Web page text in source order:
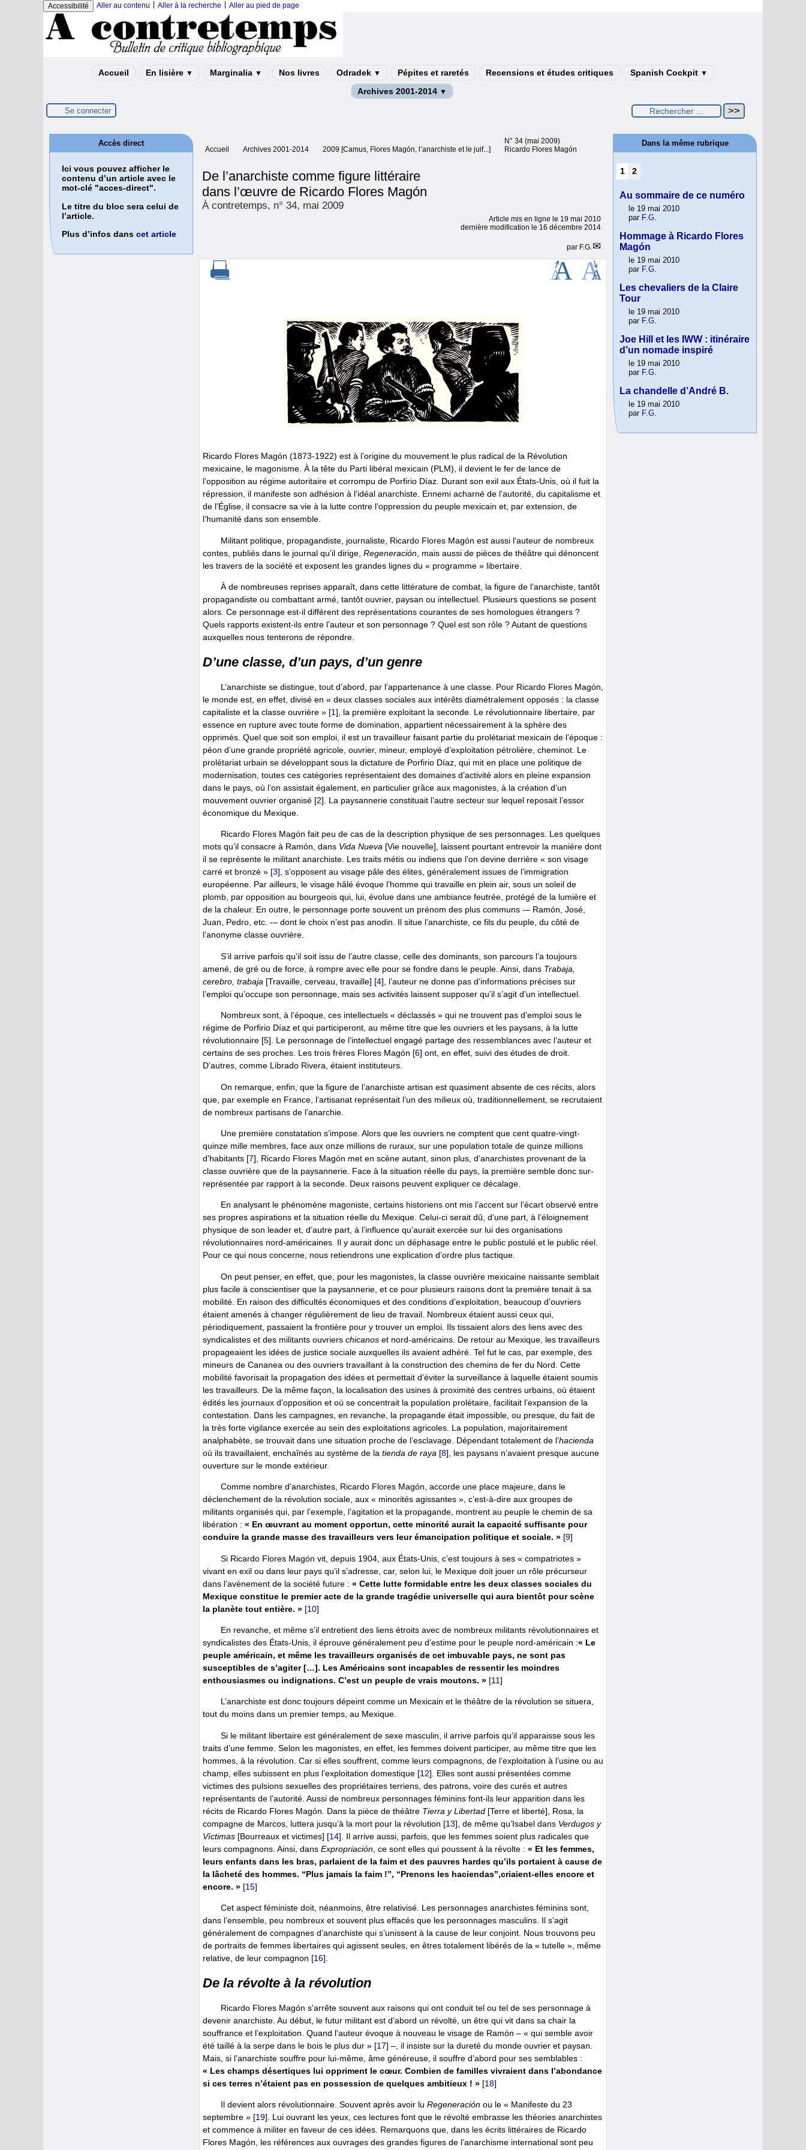
Accessibilité Aller au contenu Aller à la recherche Aller au pied de page
Accueil En lisière ▼ Marginalia ▼ Nos livres Odradek ▼ Pépites et raretés Recensions et études critiques Spanish Cockpit ▼
Archives 2001-2014 ▼
Se connecter
Accueil Archives 2001-2014 2009 [Camus, Flores Magón, l’anarchiste et le juif...]
N° 34 (mai 2009)
Ricardo Flores Magón
De l’anarchiste comme figure littéraire
dans l’œuvre de Ricardo Flores Magón
À contretemps, n° 34, mai 2009
Article mis en ligne le 19 mai 2010
dernière modification le 16 décembre 2014
par F.G.
Ricardo Flores Magón (1873-1922) est à l’origine du mouvement le plus radical de la Révolution
mexicaine, le magonisme. À la tête du Parti libéral mexicain (PLM), il devient le fer de lance de
l’opposition au régime autoritaire et corrompu de Porfirio Díaz. Durant son exil aux États-Unis, où il fuit la
répression, il manifeste son adhésion à l’idéal anarchiste. Ennemi acharné de l’autorité, du capitalisme et
de l’Église, il consacre sa vie à la lutte contre l’oppression du peuple mexicain et, par extension, de
l’humanité dans son ensemble.
Militant politique, propagandiste, journaliste, Ricardo Flores Magón est aussi l’auteur de nombreux
contes, publiés dans le journal qu’il dirige, Regeneración , mais aussi de pièces de théâtre qui dénoncent
les travers de la société et exposent les grandes lignes du « programme » libertaire.
À de nombreuses reprises apparaît, dans cette littérature de combat, la figure de l’anarchiste, tantôt
propagandiste ou combattant armé, tantôt ouvrier, paysan ou intellectuel. Plusieurs questions se posent
alors. Ce personnage est-il différent des représentations courantes de ses homologues étrangers ?
Quels rapports existent-ils entre l’auteur et son personnage ? Quel est son rôle ? Autant de questions
auxquelles nous tenterons de répondre.
D’une classe, d’un pays, d’un genre
L’anarchiste se distingue, tout d’abord, par l’appartenance à une classe. Pour Ricardo Flores Magón,
le monde est, en effet, divisé en « deux classes sociales aux intérêts diamétralement opposés : la classe
capitaliste et la classe ouvrière » [1] , la première exploitant la seconde. Le révolutionnaire libertaire, par
essence en rupture avec toute forme de domination, appartient nécessairement à la sphère des
opprimés. Quel que soit son emploi, il est un travailleur faisant partie du prolétariat mexicain de l’époque :
péon d’une grande propriété agricole, ouvrier, mineur, employé d’exploitation pétrolière, cheminot. Le
prolétariat urbain se développant sous la dictature de Porfirio Díaz, qui mit en place une politique de
modernisation, toutes ces catégories représentaient des domaines d’activité alors en pleine expansion
dans le pays, où l’on assistait également, en particulier grâce aux magonistes, à la création d’un
mouvement ouvrier organisé [2] . La paysannerie constituait l’autre secteur sur lequel reposait l’essor
économique du Mexique.
Ricardo Flores Magón fait peu de cas de la description physique de ses personnages. Les quelques
mots qu’il consacre à Ramón, dans Vida Nueva [Vie nouvelle], laissent pourtant entrevoir la manière dont
il se représente le militant anarchiste. Les traits métis ou indiens que l’on devine derrière « son visage
carré et bronzé » [3], s’opposent au visage pâle des élites, généralement issues de l’immigration
européenne. Par ailleurs, le visage hâlé évoque l’homme qui travaille en plein air, sous un soleil de
plomb, par opposition au bourgeois qui, lui, évolue dans une ambiance feutrée, protégé de la lumière et
de la chaleur. En outre, le personnage porte souvent un prénom des plus communs -– Ramón, José,
Juan, Pedro, etc. -– dont le choix n’est pas anodin. Il situe l’anarchiste, ce fils du peuple, du côté de
l’anonyme classe ouvrière.
S’il arrive parfois qu’il soit issu de l’autre classe, celle des dominants, son parcours l’a toujours
amené, de gré ou de force, à rompre avec elle pour se fondre dans le peuple. Ainsi, dans Trabaja,
cerebro, trabaja [Travaille, cerveau, travaille] [4] , l’auteur ne donne pas d’informations précises sur
l’emploi qu’occupe son personnage, mais ses activités laissent supposer qu’il s’agit d’un intellectuel.
Nombreux sont, à l’époque, ces intellectuels « déclassés » qui ne trouvent pas d’emploi sous le
régime de Porfirio Díaz et qui participeront, au même titre que les ouvriers et les paysans, à la lutte
révolutionnaire [5] . Le personnage de l’intellectuel engagé partage des ressemblances avec l’auteur et
certains de ses proches. Les trois frères Flores Magón [6] ont, en effet, suivi des études de droit.
D’autres, comme Librado Rivera, étaient instituteurs.
On remarque, enfin, que la figure de l’anarchiste artisan est quasiment absente de ces récits, alors
que, par exemple en France, l’artisanat représentait l’un des milieux où, traditionnellement, se recrutaient
de nombreux partisans de l’anarchie.
Une première constatation s’impose. Alors que les ouvriers ne comptent que cent quatre-vingt-
quinze mille membres, face aux onze millions de ruraux, sur une population totale de quinze millions
d’habitants [7] , Ricardo Flores Magón met en scène autant, sinon plus, d’anarchistes provenant de la
classe ouvrière que de la paysannerie. Face à la situation réelle du pays, la première semble donc sur-
représentée par rapport à la seconde. Deux raisons peuvent expliquer ce décalage.
En analysant le phénomène magoniste, certains historiens ont mis l’accent sur l’écart observé entre
ses propres aspirations et la situation réelle du Mexique. Celui-ci serait dû, d’une part, à l’éloignement
physique de son leader et, d’autre part, à l’influence qu’aurait exercée sur lui des organisations
révolutionnaires nord-américaines. Il y aurait donc un déphasage entre le public postulé et le public réel.
Pour ce qui nous concerne, nous retiendrons une explication d’ordre plus tactique.
On peut penser, en effet, que, pour les magonistes, la classe ouvrière mexicaine naissante semblait
plus facile à conscientiser que la paysannerie, et ce pour plusieurs raisons dont la première tenait à sa
mobilité. En raison des difficultés économiques et des conditions d’exploitation, beaucoup d’ouvriers
étaient amenés à changer régulièrement de lieu de travail. Nombreux étaient aussi ceux qui,
périodiquement, passaient la frontière pour y trouver un emploi. Ils tissaient alors des liens avec des
syndicalistes et des militants ouvriers chicanos et nord-américains. De retour au Mexique, les travailleurs
propageaient les idées de justice sociale auxquelles ils avaient adhéré. Tel fut le cas, par exemple, des
mineurs de Cananea ou des ouvriers travaillant à la construction des chemins de fer du Nord. Cette
mobilité favorisait la propagation des idées et permettait d’éviter la surveillance à laquelle étaient soumis
les travailleurs. De la même façon, la localisation des usines à proximité des centres urbains, où étaient
édités les journaux d’opposition et où se concentrait la population prolétaire, facilitait l’expansion de la
contestation. Dans les campagnes, en revanche, la propagande était impossible, ou presque, du fait de
la très forte vigilance exercée au sein des exploitations agricoles. La population, majoritairement
analphabète, se trouvait dans une situation proche de l’esclavage. Dépendant totalement de l’hacienda
où ils travaillaient, enchaînés au système de la tienda de raya [8] , les paysans n’avaient presque aucune
ouverture sur le monde extérieur.
Comme nombre d’anarchistes, Ricardo Flores Magón, accorde une place majeure, dans le
déclenchement de la révolution sociale, aux « minorités agissantes », c’est-à-dire aux groupes de
militants organisés qui, par l’exemple, l’agitation et la propagande, montrent au peuple le chemin de sa
libération : « En œuvrant au moment opportun, cette minorité aurait la capacité suffisante pour
conduire la grande masse des travailleurs vers leur émancipation politique et sociale. » [9]
Si Ricardo Flores Magón vit, depuis 1904, aux États-Unis, c’est toujours à ses « compatriotes »
vivant en exil ou dans leur pays qu’il s’adresse, car, selon lui, le Mexique doit jouer un rôle précurseur
dans l’avènement de la société future : « Cette lutte formidable entre les deux classes sociales du
Mexique constitue le premier acte de la grande tragédie universelle qui aura bientôt pour scène
la planète tout entière. » [10]
En revanche, et même s’il entretient des liens étroits avec de nombreux militants révolutionnaires et
syndicalistes des États-Unis, il éprouve généralement peu d’estime pour le peuple nord-américain :« Le
peuple américain, et même les travailleurs organisés de cet imbuvable pays, ne sont pas
susceptibles de s’agiter […]. Les Américains sont incapables de ressentir les moindres
enthousiasmes ou indignations. C’est un peuple de vrais moutons. » [11]
L’anarchiste est donc toujours dépeint comme un Mexicain et le théâtre de la révolution se situera,
tout du moins dans un premier temps, au Mexique.
Si le militant libertaire est généralement de sexe masculin, il arrive parfois qu’il apparaisse sous les
traits d’une femme. Selon les magonistes, en effet, les femmes doivent participer, au même titre que les
hommes, à la révolution. Car si elles souffrent, comme leurs compagnons, de l’exploitation à l’usine ou au
champ, elles subissent en plus l’exploitation domestique [12] . Elles sont aussi présentées comme
victimes des pulsions sexuelles des propriétaires terriens, des patrons, voire des curés et autres
représentants de l’autorité. Aussi de nombreux personnages féminins font-ils leur apparition dans les
récits de Ricardo Flores Magón. Dans la pièce de théâtre Tierra y Libertad [Terre et liberté], Rosa, la
compagne de Marcos, luttera jusqu’à la mort pour la révolution [13] , de même qu’Isabel dans Verdugos y
Víctimas [Bourreaux et victimes] [14] . Il arrive aussi, parfois, que les femmes soient plus radicales que
leurs compagnons. Ainsi, dans Expropriación , ce sont elles qui poussent à la révolte : « Et les femmes,
leurs enfants dans les bras, parlaient de la faim et des pauvres hardes qu’ils portaient à cause de
la lâcheté des hommes. “Plus jamais la faim !”, “Prenons les haciendas”,criaient-elles encore et
encore. » [15]
Cet aspect féministe doit, néanmoins, être relativisé. Les personnages anarchistes féminins sont,
dans l’ensemble, peu nombreux et souvent plus effacés que les personnages masculins. Il s’agit
généralement de compagnes d’anarchiste qui s’unissent à la cause de leur conjoint. Nous trouvons peu
de portraits de femmes libertaires qui agissent seules, en êtres totalement libérés de la « tutelle », même
relative, de leur compagnon [16]
De la révolte à la révolution
Ricardo Flores Magón s’arrête souvent aux raisons qui ont conduit tel ou tel de ses personnage à
devenir anarchiste. Au début, le futur militant est d’abord un révolté, un être qui vit dans sa chair la
souffrance et l’exploitation. Quand l’auteur évoque à nouveau le visage de Ramón – « qui semble avoir
été taillé à la serpe dans le bois le plus dur » [17] –, il insiste sur la dureté du monde ouvrier et paysan.
Mais, si l’anarchiste souffre pour lui-même, âme généreuse, il souffre d’abord pour ses semblables :
« Les champs désertiques lui oppriment le cœur. Combien de familles vivraient dans l’abondance
si ces terres n’étaient pas en possession de quelques ambitieux ! » [18]
Il devient alors révolutionnaire. Souvent après avoir lu Regeneración ou le « Manifeste du 23
septembre » [19]. Lui ouvrant les yeux, ces lectures font que le révolté embrasse les théories anarchistes
et commence à militer en faveur de ces idées. Remarquons que, dans les écrits littéraires de Ricardo
Flores Magón, les références aux ouvrages des grandes figures de l’anarchisme international sont peu
Accès direct
Ici vous pouvez afficher le
contenu d’un article avec le
mot-clé "acces-direct".
Le titre du bloc sera celui de
l’article.
Plus d’infos dans cet article
Dans la même rubrique
1 2
Au sommaire de ce numéro
le 19 mai 2010
par F.G.
Hommage à Ricardo Flores
Magón
le 19 mai 2010
par F.G.
Les chevaliers de la Claire
Tour
le 19 mai 2010
par F.G.
Joe Hill et les IWW : itinéraire
d’un nomade inspiré
le 19 mai 2010
par F.G.
La chandelle d’André B.
le 19 mai 2010
par F.G.